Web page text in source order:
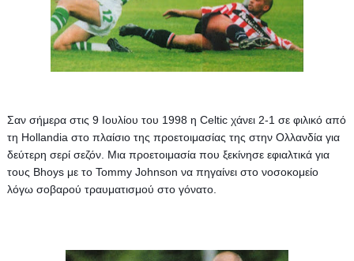
Σαν σήμερα στις 9 Ιουλίου του 1998 η Celtic χάνει 2-1 σε φιλικό από
τη Hollandia στο πλαίσιο της προετοιμασίας της στην Ολλανδία για
δεύτερη σερί σεζόν. Μια προετοιμασία που ξεκίνησε εφιαλτικά για
τους Bhoys με το Tommy Johnson να πηγαίνει στο νοσοκομείο
λόγω σοβαρού τραυματισμού στο γόνατο.